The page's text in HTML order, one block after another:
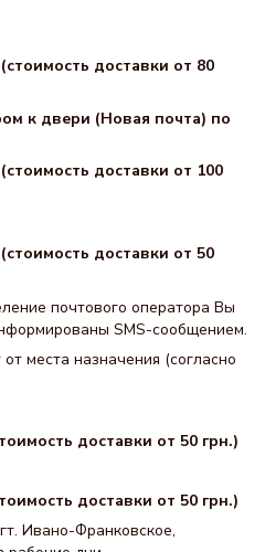
доставки от 80
к двери (Новая почта) по
доставки от 100
доставки от 50
почтового оператора Вы
SMS-сообщением.
места назначения (согласно
доставки от 50 грн.)
доставки от 50 грн.)
Ивано-Франковское,